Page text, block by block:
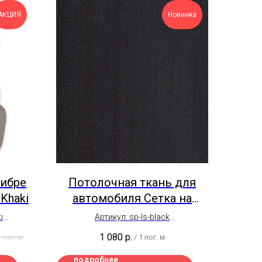
пог. м
Новинка
Потолочная ткань для
автомобиля Сетка на
поролоне sp-ls-black
Артикул: sp-ls-black
Ширина рулона 1,7 метра
Цена на отрез
1 080 р. / 1 пог. м
подробнее